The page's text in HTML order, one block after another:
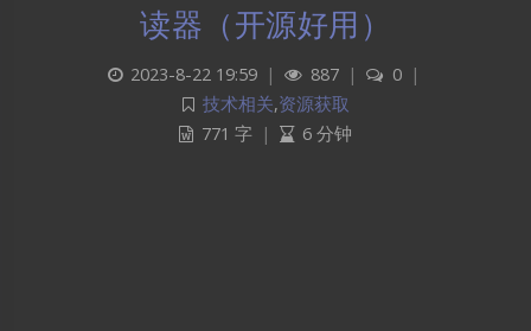
读器（开源好用）
2023-8-22 19:59 | 887 | 0
|
技术相关,资源获取
771 字 | 6 分钟